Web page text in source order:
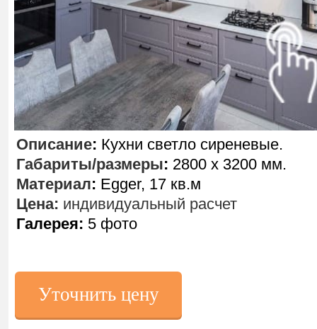
Описание: Кухни светло сиреневые.
Габариты/размеры: 2800 х 3200 мм.
Материал: Egger, 17 кв.м
Цена: индивидуальный расчет
Галерея: 5 фото
Уточнить цену